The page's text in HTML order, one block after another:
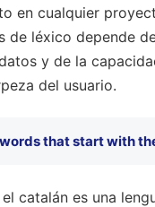
en cualquier
de léxico depende
y de la
del usuario.
words that start with
catalán es una